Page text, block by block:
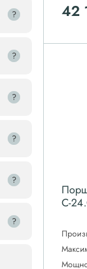
?
?
?
?
?
?
?
?
?
?
?
?
42
С-